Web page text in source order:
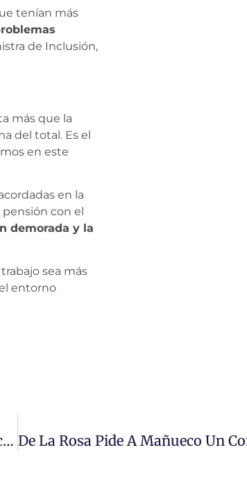
tenían más
de Inclusión,
más que la
del total. Es el
en este
en la
pensión con el
demorada y la
sea más
entorno
Salamanca Se Contagia De La Tendencia Del País Y Reduce En 284 Personas La Cifra De Parados